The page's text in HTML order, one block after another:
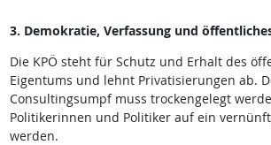
3. Demokratie, Verfassung und
Die KPÖ steht für Schutz und Erhalt des
Eigentums und lehnt Privatisierungen ab.
Consultingsumpf muss trockengelegt
Politikerinnen und Politiker auf ein
werden.